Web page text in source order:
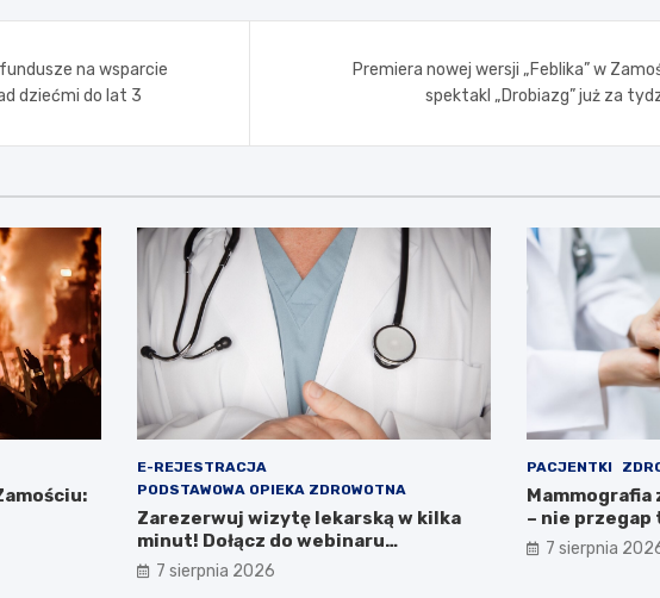
na wsparcie
dziećmi do lat 3
Premiera nowej wersji „Feblika” w
spektakl „Drobiazg” już za
E-REJESTRACJA
PODSTAWOWA OPIEKA ZDROWOTNA
Zarezerwuj wizytę lekarską w kilka
minut! Dołącz do webinaru
Ministerstwa Zdrowia!
7 sierpnia 2026
PACJENTKI
Mammografia
– nie przegap
7 sierpnia